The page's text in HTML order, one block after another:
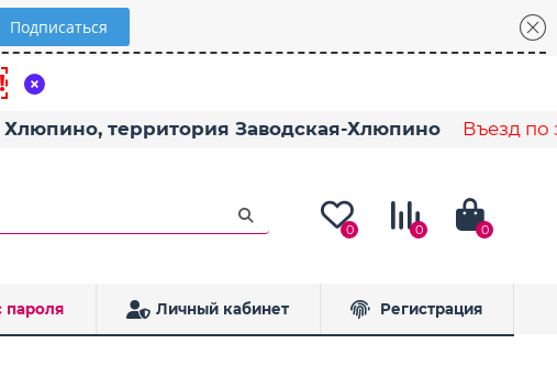
Хлюпино, территория Заводская-Хлюпино Въезд по
0 0 0
пароля Личный кабинет Регистрация